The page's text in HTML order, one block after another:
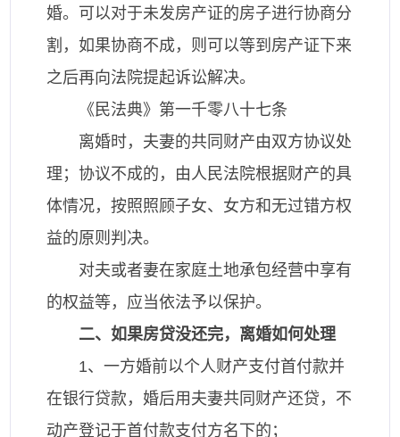
婚。可以对于未发房产证的房子进行协商分
割，如果协商不成，则可以等到房产证下来
之后再向法院提起诉讼解决。
《民法典》第一千零八十七条
离婚时，夫妻的共同财产由双方协议处
理；协议不成的，由人民法院根据财产的具
体情况，按照照顾子女、女方和无过错方权
益的原则判决。
对夫或者妻在家庭土地承包经营中享有
的权益等，应当依法予以保护。
二、如果房贷没还完，离婚如何处理
1、一方婚前以个人财产支付首付款并
在银行贷款，婚后用夫妻共同财产还贷，不
动产登记于首付款支付方名下的；